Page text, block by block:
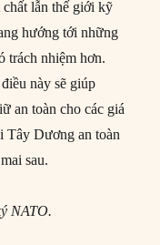
lẫn thế giới kỹ
hướng tới những
trách nhiệm hơn.
này sẽ giúp
an toàn cho các giá
Tây Dương an toàn
sau.
NATO.